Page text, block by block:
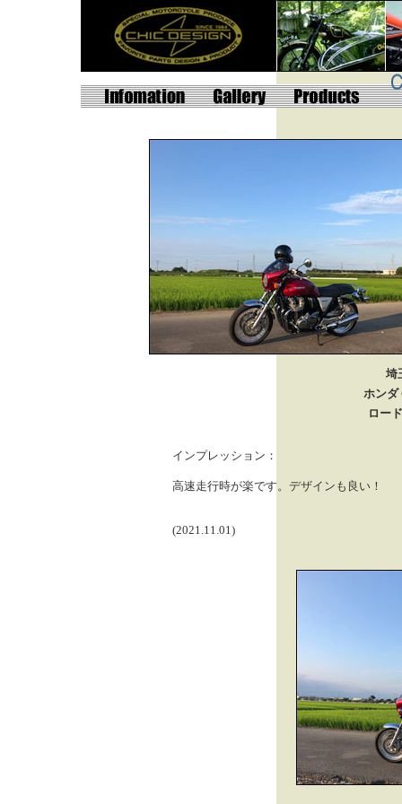
埼
ホンダ
ロー
インプレッション：
高速走行時が楽です。デザインも良い！
(2021.11.01)